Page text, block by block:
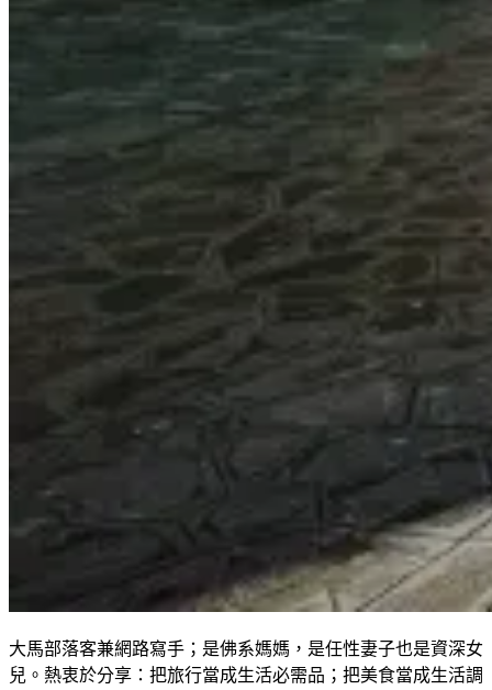
大馬部落客兼網路寫手；是佛系媽媽，是任性妻子也是資深女
兒。熱衷於分享：把旅行當成生活必需品；把美食當成生活調